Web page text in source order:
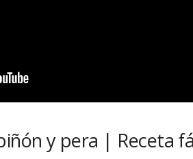
y pera | Receta